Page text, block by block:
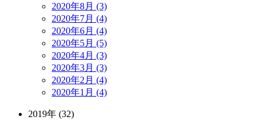
2020年8月 (3)
2020年7月 (4)
2020年6月 (4)
2020年5月 (5)
2020年4月 (3)
2020年3月 (3)
2020年2月 (4)
2020年1月 (4)
2019年 (32)